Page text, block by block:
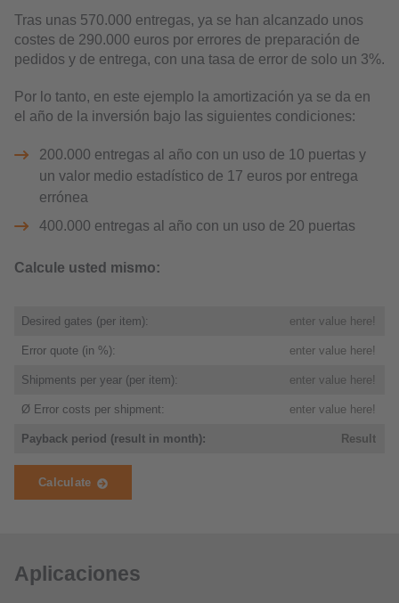
Tras unas 570.000 entregas, ya se han alcanzado unos
costes de 290.000 euros por errores de preparación de
pedidos y de entrega, con una tasa de error de solo un 3%.
Por lo tanto, en este ejemplo la amortización ya se da en
el año de la inversión bajo las siguientes condiciones:
200.000 entregas al año con un uso de 10 puertas y
un valor medio estadístico de 17 euros por entrega
errónea
400.000 entregas al año con un uso de 20 puertas
Calcule usted mismo:
Aplicaciones